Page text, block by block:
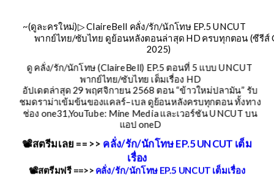
~(ดูละครใหม่)▷ ClaireBell คลั่ง/รัก/นักโทษ EP.5 UNCUT
พากย์ไทย/ซับไทย ดูย้อนหลังตอนล่าสุด HD ครบทุกตอน (ซีรีส์
2025)
ดู คลั่ง/รัก/นักโทษ (ClaireBell) EP.5 ตอนที่ 5 แบบ UNCUT
พากย์ไทย/ซับไทย เต็มเรื่อง HD
อัปเดตล่าสุด 29 พฤศจิกายน 2568 ตอน “ข้าวใหม่ปลามัน” รับ
ชมดราม่าเข้มข้นของแคลร์–เบล ดูย้อนหลังครบทุกตอน ทั้งทาง
ช่อง one31,YouTube: Mine Media และเวอร์ชัน UNCUT บน
แอป oneD
📽️สตรีมเลย ==>> คลั่ง/รัก/นักโทษ EP.5 UNCUT เต็ม
เรื่อง
📽️สตรีมฟรี ==>> คลั่ง/รัก/นักโทษ EP.5 UNCUT เต็มเรื่อง